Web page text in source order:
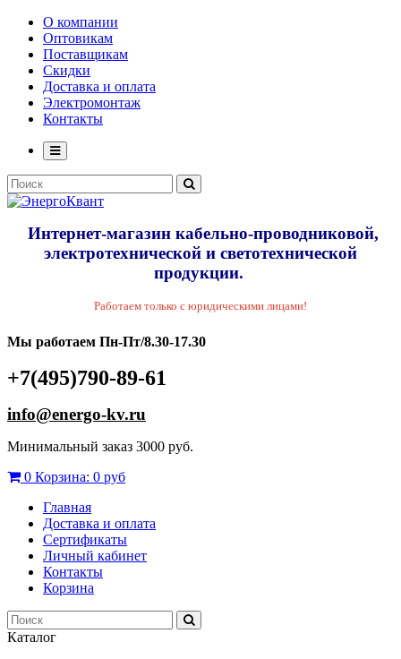
О компании
Оптовикам
Поставщикам
Скидки
Доставка и оплата
Электромонтаж
Контакты
Интернет-магазин кабельно-проводниковой,
электротехнической и светотехнической
продукции.
Работаем только с юридическими лицами!
Мы работаем Пн-Пт/8.30-17.30
+7(495)790-89-61
info@energo-kv.ru
Минимальный заказ 3000 руб.
0 Корзина: 0 руб
Главная
Доставка и оплата
Сертификаты
Личный кабинет
Контакты
Корзина
Каталог